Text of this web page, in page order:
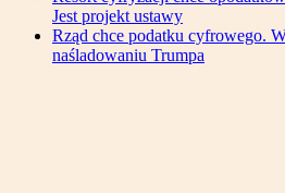
Jest projekt ustawy
Rząd chce podatku cyfrowego.
naśladowaniu Trumpa